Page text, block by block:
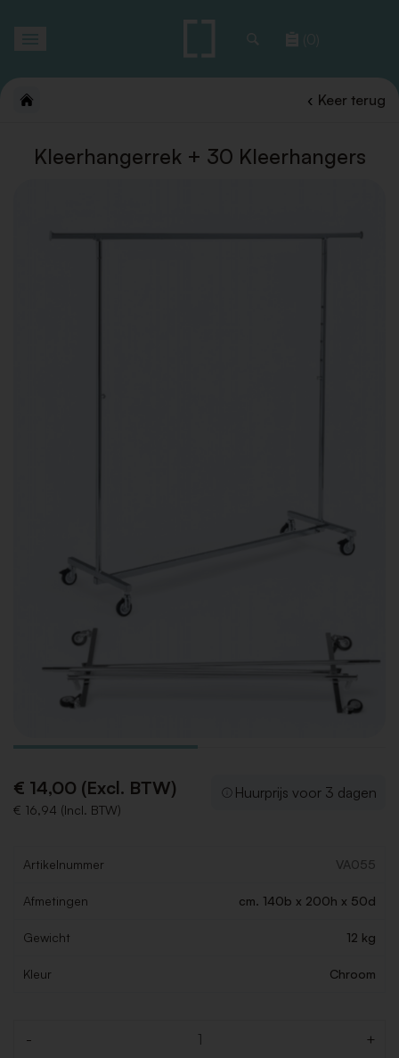
(0)
Keer terug
Kleerhangerrek + 30 Kleerhangers
€ 14,00 (Excl. BTW)
€ 16,94 (Incl. BTW)
Huurprijs voor 3 dagen
Artikelnummer VA055
Afmetingen cm. 140b x 200h x 50d
Gewicht 12 kg
Kleur Chroom
- +